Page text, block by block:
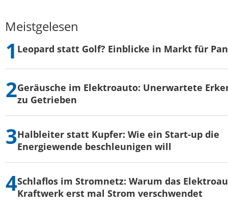
Meistgelesen
Leopard statt Golf? Einblicke in Markt für
Geräusche im Elektroauto: Unerwartete
zu Getrieben
Halbleiter statt Kupfer: Wie ein Start-up die
Energiewende beschleunigen will
Schlaflos im Stromnetz: Warum das
Kraftwerk erst mal Strom verschwendet